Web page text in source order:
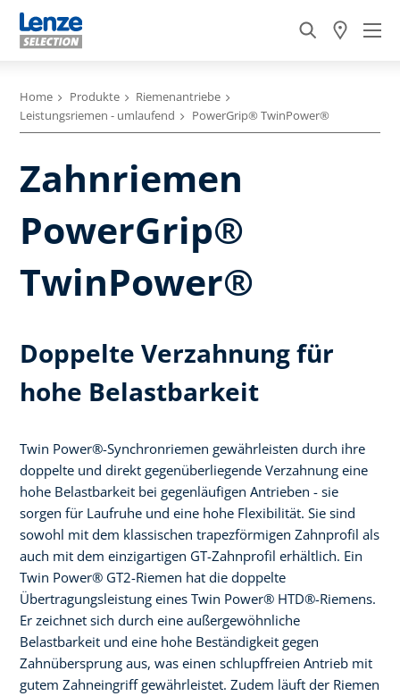
Home Produkte
Riemenantriebe
Leistungsriemen - umlaufend
PowerGrip® TwinPower®
Zahnriemen
PowerGrip®
TwinPower®
Doppelte Verzahnung für
hohe Belastbarkeit
Twin Power®-Synchronriemen gewährleisten durch ihre
doppelte und direkt gegenüberliegende Verzahnung eine
hohe Belastbarkeit bei gegenläufigen Antrieben - sie
sorgen für Laufruhe und eine hohe Flexibilität. Sie sind
sowohl mit dem klassischen trapezförmigen Zahnprofil als
auch mit dem einzigartigen GT-Zahnprofil erhältlich. Ein
Twin Power® GT2-Riemen hat die doppelte
Übertragungsleistung eines Twin Power® HTD®-Riemens.
Er zeichnet sich durch eine außergewöhnliche
Belastbarkeit und eine hohe Beständigkeit gegen
Zahnübersprung aus, was einen schlupffreien Antrieb mit
gutem Zahneingriff gewährleistet. Zudem läuft der Riemen